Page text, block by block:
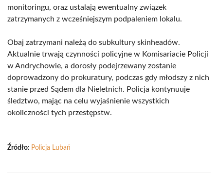
monitoringu, oraz ustalają ewentualny związek
zatrzymanych z wcześniejszym podpaleniem lokalu.
Obaj zatrzymani należą do subkultury skinheadów.
Aktualnie trwają czynności policyjne w Komisariacie Policji
w Andrychowie, a dorosły podejrzewany zostanie
doprowadzony do prokuratury, podczas gdy młodszy z nich
stanie przed Sądem dla Nieletnich. Policja kontynuuje
śledztwo, mając na celu wyjaśnienie wszystkich
okoliczności tych przestępstw.
Źródło: Policja Lubań